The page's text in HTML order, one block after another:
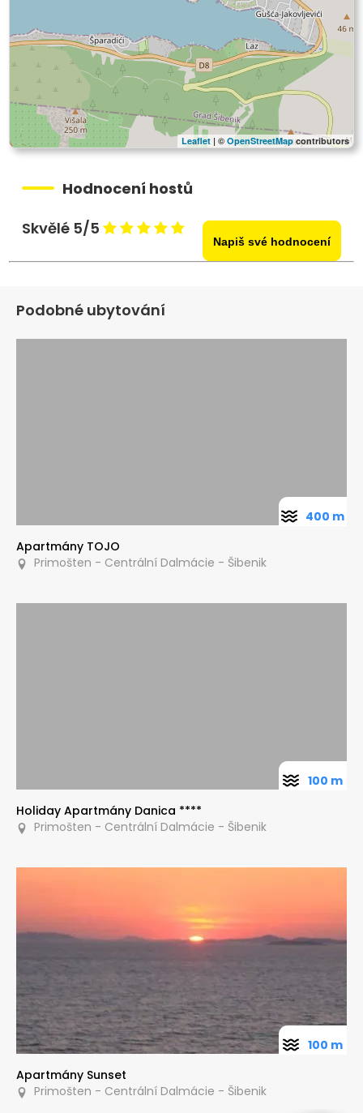
Leaflet | ©OpenStreetMapcontributors
Hodnocení hostů
Skvělé 5/5
Napiš své hodnocení
Podobné ubytování
Apartmány TOJO
Primošten - Centrální Dalmácie - Šibenik
400 m
Holiday Apartmány Danica ****
Primošten - Centrální Dalmácie - Šibenik
100 m
Apartmány Sunset
Primošten - Centrální Dalmácie - Šibenik
100 m